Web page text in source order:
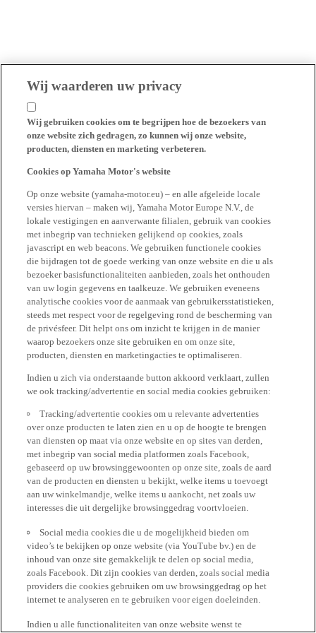
Wij waarderen uw privacy
Wij gebruiken cookies om te begrijpen hoe de bezoekers van
onze website zich gedragen, zo kunnen wij onze website,
producten, diensten en marketing verbeteren.
Cookies op Yamaha Motor's website
Op onze website (yamaha-motor.eu) – en alle afgeleide locale
versies hiervan – maken wij, Yamaha Motor Europe N.V., de
lokale vestigingen en aanverwante filialen, gebruik van cookies
met inbegrip van technieken gelijkend op cookies, zoals
javascript en web beacons. We gebruiken functionele cookies
die bijdragen tot de goede werking van onze website en die u als
bezoeker basisfunctionaliteiten aanbieden, zoals het onthouden
van uw login gegevens en taalkeuze. We gebruiken eveneens
analytische cookies voor de aanmaak van gebruikersstatistieken,
steeds met respect voor de regelgeving rond de bescherming van
de privésfeer. Dit helpt ons om inzicht te krijgen in de manier
waarop bezoekers onze site gebruiken en om onze site,
producten, diensten en marketingacties te optimaliseren.
Indien u zich via onderstaande button akkoord verklaart, zullen
we ook tracking/advertentie en social media cookies gebruiken:
Tracking/advertentie cookies om u relevante advertenties
over onze producten te laten zien en u op de hoogte te brengen
van diensten op maat via onze website en op sites van derden,
met inbegrip van social media platformen zoals Facebook,
gebaseerd op uw browsinggewoonten op onze site, zoals de aard
van de producten en diensten u bekijkt, welke items u toevoegt
aan uw winkelmandje, welke items u aankocht, net zoals uw
interesses die uit dergelijke browsinggedrag voortvloeien.
Social media cookies die u de mogelijkheid bieden om
video’s te bekijken op onze website (via YouTube bv.) en de
inhoud van onze site gemakkelijk te delen op social media,
zoals Facebook. Dit zijn cookies van derden, zoals social media
providers die cookies gebruiken om uw browsinggedrag op het
internet te analyseren en te gebruiken voor eigen doeleinden.
Indien u alle functionaliteiten van onze website wenst te